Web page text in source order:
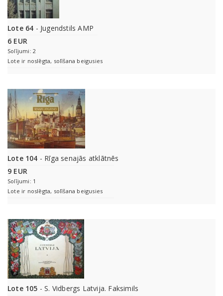
Lote 64 - Jugendstils AMP
6 EUR
Solījumi: 2
Lote ir noslēgta, solīšana beigusies
Lote 104 - Rīga senajās atklātnēs
9 EUR
Solījumi: 1
Lote ir noslēgta, solīšana beigusies
Lote 105 - S. Vidbergs Latvija. Faksimils